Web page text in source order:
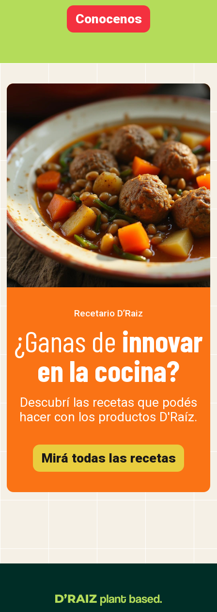
Conocenos
Recetario D’Raiz
¿Ganas de innovar
en la cocina?
Descubrí las recetas que podés
hacer con los productos D'Raíz.
Mirá todas las recetas